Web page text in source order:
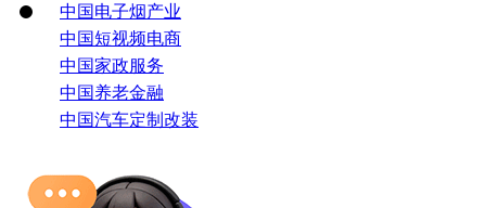
中国电子烟产业
中国短视频电商
中国家政服务
中国养老金融
中国汽车定制改装